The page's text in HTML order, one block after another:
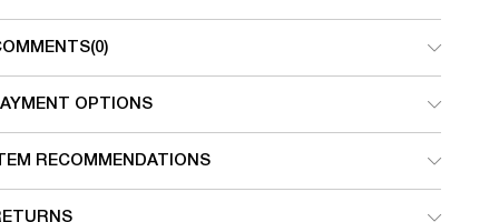
(0)
OPTIONS
RECOMMENDATIONS